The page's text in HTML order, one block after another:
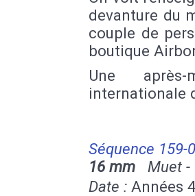
devanture du
couple de
boutique
Une
internationale
Séquence 159-
16 mm Muet -
Date : Années